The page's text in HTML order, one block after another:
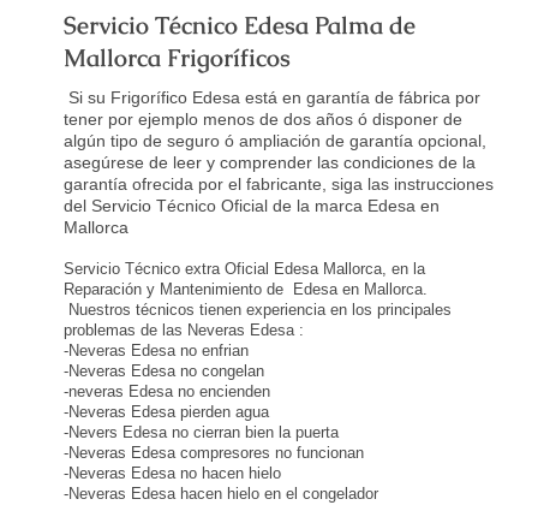
Servicio Técnico Edesa Palma de
Mallorca Frigoríficos
Si su Frigorífico Edesa está en garantía de fábrica por
tener por ejemplo menos de dos años ó disponer de
algún tipo de seguro ó ampliación de garantía opcional,
asegúrese de leer y comprender las condiciones de la
garantía ofrecida por el fabricante, siga las instrucciones
del Servicio Técnico Oficial de la marca Edesa en
Mallorca
Servicio Técnico extra Oficial Edesa Mallorca, en la
Reparación y Mantenimiento de Edesa en Mallorca.
Nuestros técnicos tienen experiencia en los principales
problemas de las Neveras Edesa :
-Neveras Edesa no enfrian
-Neveras Edesa no congelan
-neveras Edesa no encienden
-Neveras Edesa pierden agua
-Nevers Edesa no cierran bien la puerta
-Neveras Edesa compresores no funcionan
-Neveras Edesa no hacen hielo
-Neveras Edesa hacen hielo en el congelador